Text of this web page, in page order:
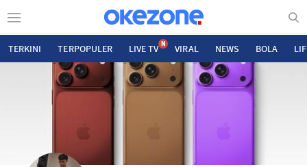
TERKINI TERPOPULER LIVE TV N VIRAL NEWS BOLA